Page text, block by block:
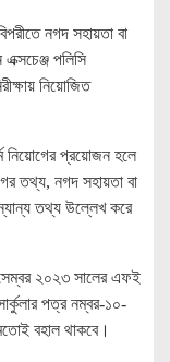
নগদ সহায়তা বা
পলিসি
নিয়োজিত
নিয়োগের প্রয়োজন হলে
তথ্য, নগদ সহায়তা বা
তথ্য উল্লেখ করে
২০২৩ সালের এফই
পত্র নম্বর-১০-
বহাল থাকবে।